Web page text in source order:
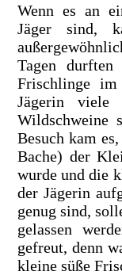
Wenn es an
Jäger sind,
Tagen
Frischlinge im
Jägerin viele
Wildschweine
Besuch kam
Bache) der
wurde und die
der Jägerin
genug sind,
gelassen
gefreut, denn
kleine süße